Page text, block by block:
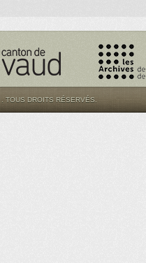
. TOUS DROITS RÉSERVÉS.